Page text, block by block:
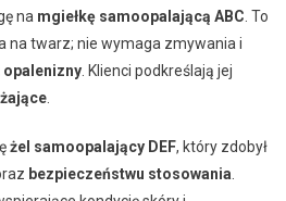
na mgiełkę samoopalającą ABC . To
na twarz; nie wymaga zmywania i
. Klienci podkreślają jej
.
żel samoopalający DEF, który zdobył
bezpieczeństwu stosowania